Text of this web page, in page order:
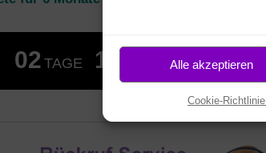
Alle akzeptieren
Cookie-Richtlinie
02 TAGE 13 12MIN. 38